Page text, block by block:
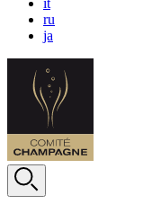
it
ru
ja